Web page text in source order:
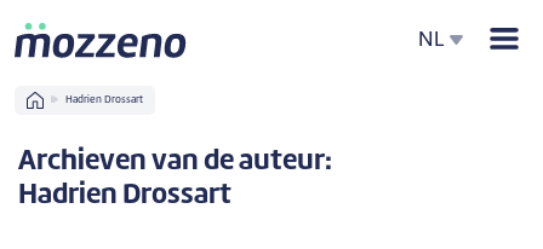
NL
Home
Hadrien Drossart
Archieven van de auteur:
Hadrien Drossart